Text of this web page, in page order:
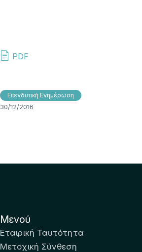
PDF
Επενδυτική Ενημέρωση
30/12/2016
Μενού
Εταιρική Ταυτότητα
Μετοχική Σύνθεση